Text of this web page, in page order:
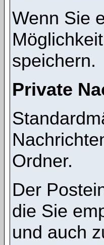
Wenn Sie
speichern.
Private
Ordner.
Der
die Sie
und auch